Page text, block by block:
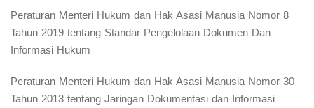
Peraturan Menteri Hukum dan Hak Asasi Manusia Nomor 8
Tahun 2019 tentang Standar Pengelolaan Dokumen Dan
Informasi Hukum
Peraturan Menteri Hukum dan Hak Asasi Manusia Nomor 30
Tahun 2013 tentang Jaringan Dokumentasi dan Informasi